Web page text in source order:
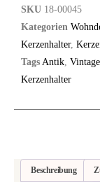
SKU 18-00045
Kategorien
Kerzenhalter,
Tags Antik Vintage
Kerzenhalter
Beschreibung